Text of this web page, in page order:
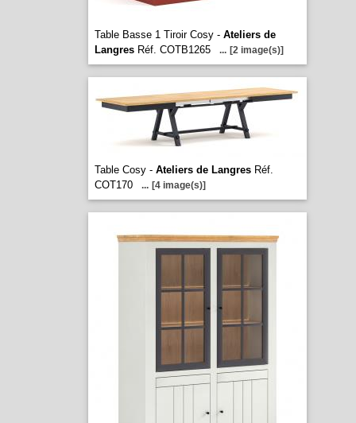
Table Basse 1 Tiroir Cosy - Ateliers de
LangresRéf. COTB1265 ... [2 image(s)]
Table Cosy - Ateliers de LangresRéf.
COT170
... [4 image(s)]